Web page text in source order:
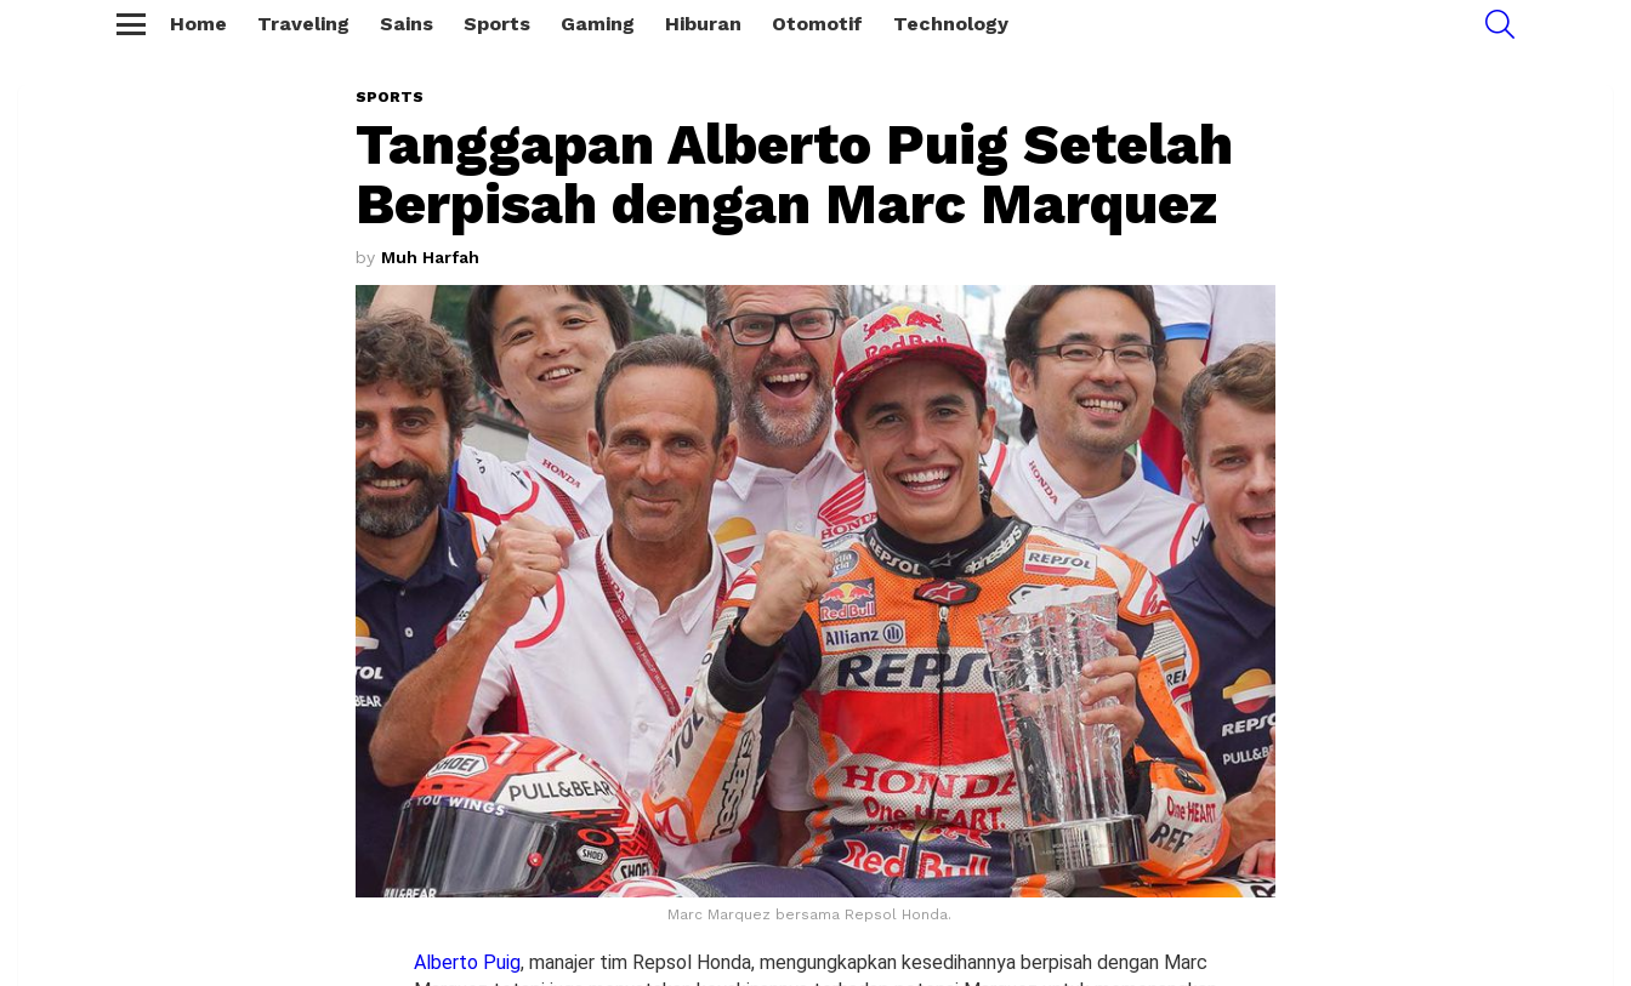
Home Traveling Sains Sports Gaming Hiburan Otomotif Technology
SPORTS
Tanggapan Alberto Puig Setelah
Berpisah dengan Marc Marquez
by Muh Harfah
Marc Marquez bersama Repsol Honda.
Alberto Puig, manajer tim Repsol Honda, mengungkapkan kesedihannya berpisah dengan Marc